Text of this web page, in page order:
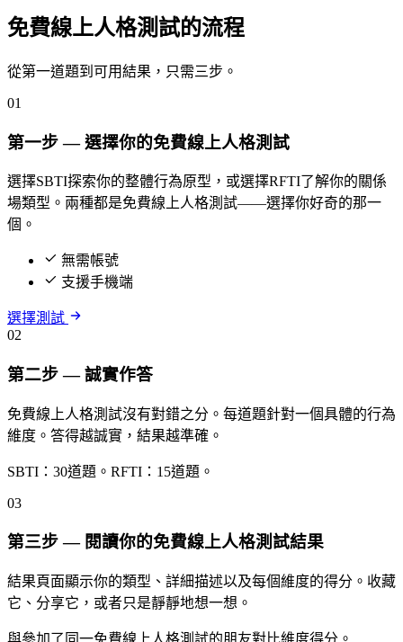
免費線上人格測試的流程
從第一道題到可用結果，只需三步。
01
第一步 — 選擇你的免費線上人格測試
選擇SBTI探索你的整體行為原型，或選擇RFTI了解你的關係
場類型。兩種都是免費線上人格測試——選擇你好奇的那一
個。
無需帳號
支援手機端
選擇測試
02
第二步 — 誠實作答
免費線上人格測試沒有對錯之分。每道題針對一個具體的行為
維度。答得越誠實，結果越準確。
SBTI：30道題。RFTI：15道題。
03
第三步 — 閱讀你的免費線上人格測試結果
結果頁面顯示你的類型、詳細描述以及每個維度的得分。收藏
它、分享它，或者只是靜靜地想一想。